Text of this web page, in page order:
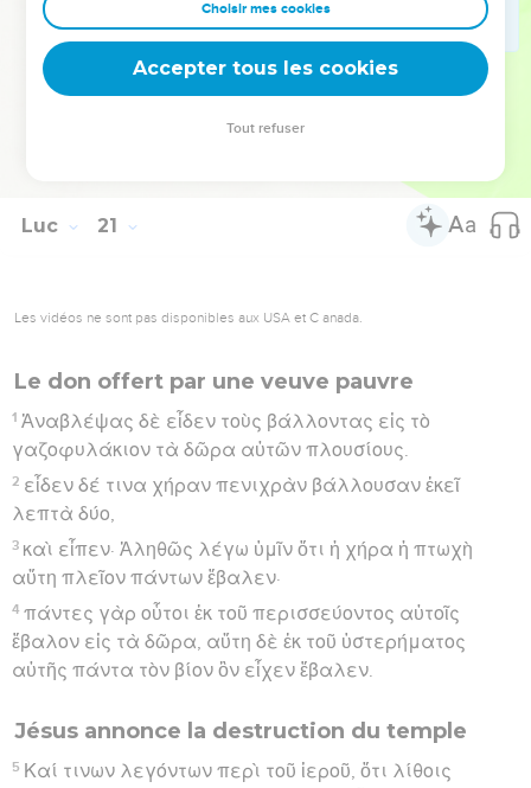
οἳ κατεσθίουσιν τὰς οἰκίας τῶν χηρῶν καὶ
προφάσει μακρὰ προσεύχονται· οὗτοι λήμψονται
περισσότερον κρίμα.
Hébreu : © Westminster Leningrad Codex - tanach.us --- Grec : © 2010 by the
Luc 21
Les vidéos ne sont pas disponibles aux USA et C anada.
Le don offert par une veuve pauvre
1 Ἀναβλέψας δὲ εἶδεν τοὺς βάλλοντας εἰς τὸ
γαζοφυλάκιον τὰ δῶρα αὐτῶν πλουσίους.
2 εἶδεν δέ τινα χήραν πενιχρὰν βάλλουσαν ἐκεῖ
λεπτὰ δύο,
3 καὶ εἶπεν· Ἀληθῶς λέγω ὑμῖν ὅτι ἡ χήρα ἡ πτωχὴ
αὕτη πλεῖον πάντων ἔβαλεν·
4 πάντες γὰρ οὗτοι ἐκ τοῦ περισσεύοντος αὐτοῖς
ἔβαλον εἰς τὰ δῶρα, αὕτη δὲ ἐκ τοῦ ὑστερήματος
αὐτῆς πάντα τὸν βίον ὃν εἶχεν ἔβαλεν.
Jésus annonce la destruction du temple
5 Καί τινων λεγόντων περὶ τοῦ ἱεροῦ, ὅτι λίθοις
Choisir mes cookies
Accepter tous les cookies
Tout refuser